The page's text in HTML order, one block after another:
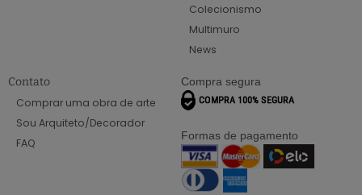
Colecionismo
Multimuro
News
Contato
Comprar uma obra de arte
Sou Arquiteto/Decorador
FAQ
Compra segura
Formas de pagamento